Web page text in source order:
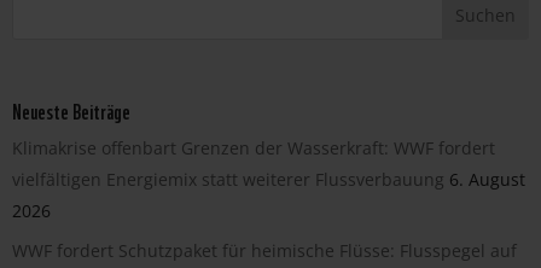
Neueste Beiträge
Klimakrise offenbart Grenzen der Wasserkraft: WWF fordert
vielfältigen Energiemix statt weiterer Flussverbauung 6. August
2026
WWF fordert Schutzpaket für heimische Flüsse: Flusspegel auf